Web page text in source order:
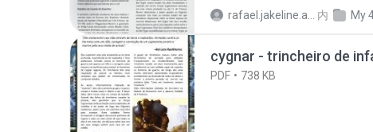
rafael.jakeline.araujo 内 My
cygnar - trincheiro de
PDF 738 KB